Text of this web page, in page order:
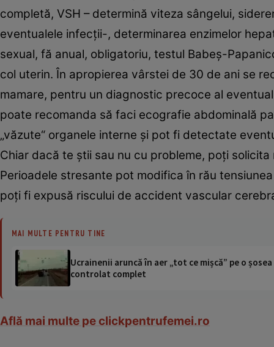
completă, VSH – determină viteza sângelui,
eventualele infecţii-, determinarea enzimelor
sexual, fă anual, obligatoriu, testul Babeş-
col uterin. În apropierea vârstei de 30 de ani se
mamare, pentru un diagnostic precoce al
poate recomanda să faci ecografie abdominală
„văzute“ organele interne şi pot fi detectate
Chiar dacă te ştii sau nu cu probleme, poţi
Perioadele stresante pot modifica în rău
poţi fi expusă riscului de accident vascular
MAI MULTE PENTRU TINE
Ucrainenii aruncă în aer „tot ce mișcă” pe o
controlat complet
Află mai multe pe clickpentrufemei.ro